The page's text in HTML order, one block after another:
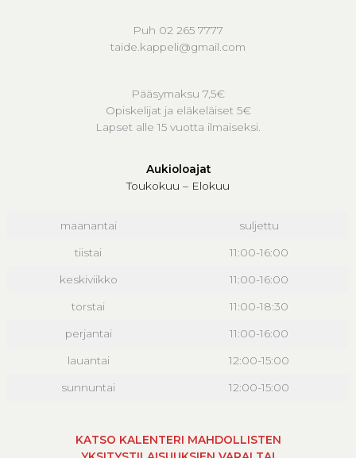
Puh 02 265 7777
taide.kappeli@gmail.com
Pääsymaksu 7,5€
Opiskelijat ja eläkeläiset 5€
Lapset alle 15 vuotta ilmaiseksi.
Aukioloajat
Toukokuu – Elokuu
maanantai suljettu
tiistai 11:00-16:00
keskiviikko 11:00-16:00
torstai 11:00-18:30
perjantai 11:00-16:00
lauantai 12:00-15:00
sunnuntai 12:00-15:00
KATSO KALENTERI MAHDOLLISTEN